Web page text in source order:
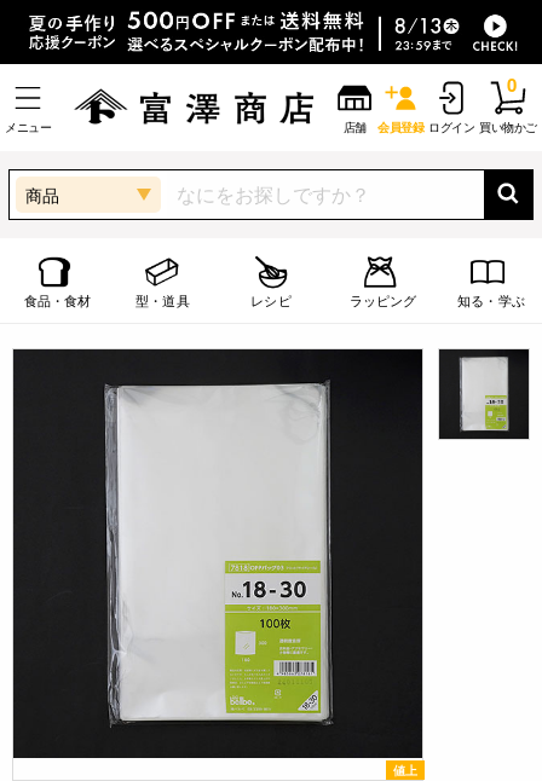
メニュー 店舗 会員登録 ログイン 買い物かご
0
商品
食品・食材 型・道具 レシピ ラッピング 知る・学ぶ
値上